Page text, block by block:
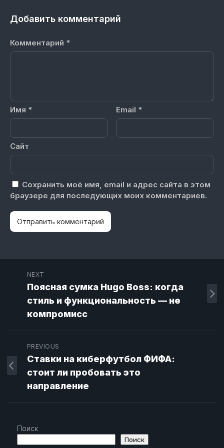
Добавить комментарий
Комментарий *
Имя * Email *
Сайт
Сохранить моё имя, email и адрес сайта в этом
браузере для последующих моих комментариев.
NEXT
Поясная сумка Hugo Boss: когда
стиль и функциональность — не
компромисс
PREVIOUS
Ставки на киберфутбол ФИФА:
стоит ли пробовать это
направление
Поиск
Поиск